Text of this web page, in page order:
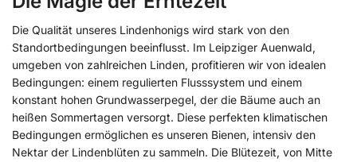
Die Qualität unseres Lindenhonigs wird stark von den
Standortbedingungen beeinflusst. Im Leipziger Auenwald,
umgeben von zahlreichen Linden, profitieren wir von idealen
Bedingungen: einem regulierten Flusssystem und einem
konstant hohen Grundwasserpegel, der die Bäume auch an
heißen Sommertagen versorgt. Diese perfekten klimatischen
Bedingungen ermöglichen es unseren Bienen, intensiv den
Nektar der Lindenblüten zu sammeln. Die Blütezeit, von Mitte